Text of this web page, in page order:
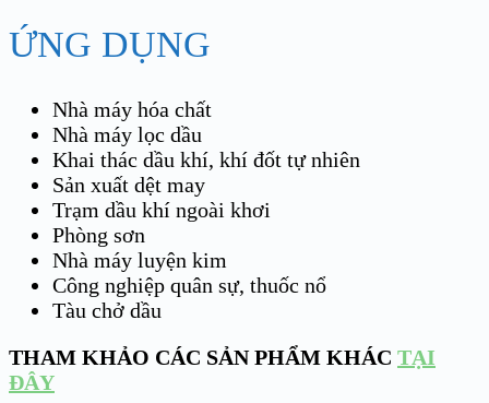
ỨNG DỤNG
Nhà máy hóa chất
Nhà máy lọc dầu
Khai thác dầu khí, khí đốt tự nhiên
Sản xuất dệt may
Trạm dầu khí ngoài khơi
Phòng sơn
Nhà máy luyện kim
Công nghiệp quân sự, thuốc nổ
Tàu chở dầu
THAM KHẢO CÁC SẢN PHẨM KHÁC TẠI
ĐÂY